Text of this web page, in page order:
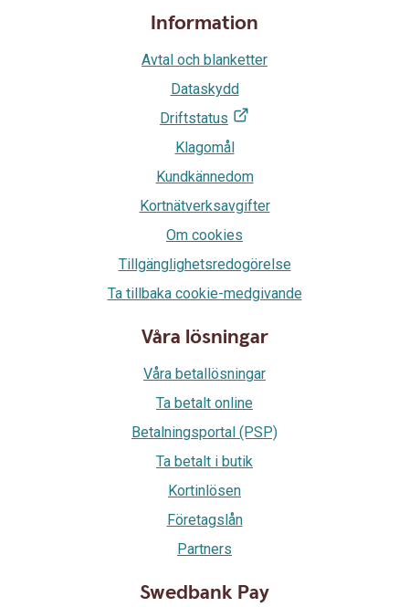
Swedbank Pay
Information
Avtal och blanketter
Dataskydd
Driftstatus
Klagomål
Kundkännedom
Kortnätverksavgifter
Om cookies
Tillgänglighetsredogörelse
Ta tillbaka cookie-medgivande
Våra lösningar
Våra betallösningar
Ta betalt online
Betalningsportal (PSP)
Ta betalt i butik
Kortinlösen
Företagslån
Partners